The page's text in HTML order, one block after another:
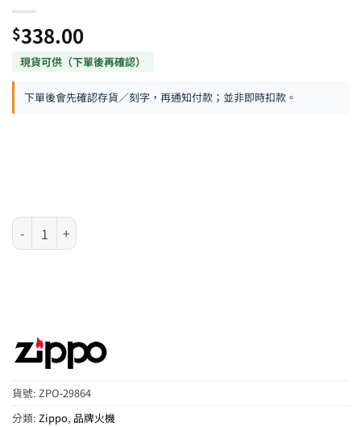
$338.00
下單後會先確認存貨／刻字，再通知付款；並非即時扣款。
Zippo 防風火機 – Wolf and Moon 數量
貨號: ZPO-29864
分類: Zippo, 品牌火機